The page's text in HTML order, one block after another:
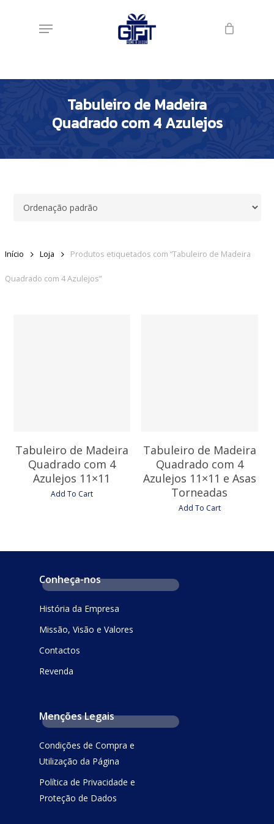
Menu
Tabuleiro de Madeira
Quadrado com 4 Azulejos
Início Loja Produtos etiquetados com “Tabuleiro de Madeira
Quadrado com 4 Azulejos”
Tabuleiro de Madeira
Quadrado com 4
Azulejos 11×11
Add To Cart
Tabuleiro de Madeira
Quadrado com 4
Azulejos 11×11 e Asas
Torneadas
Add To Cart
Conheça-nos
História da Empresa
Missão, Visão e Valores
Contactos
Revenda
Menções Legais
Condições de Compra e
Utilização da Página
Política de Privacidade e
Proteção de Dados